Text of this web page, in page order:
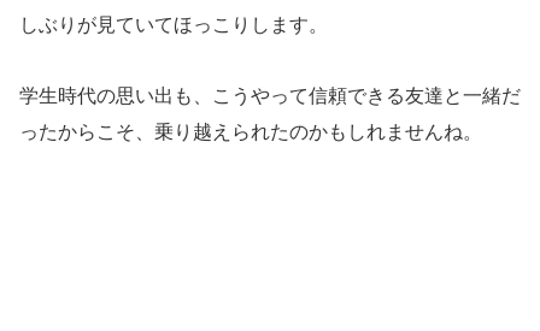
しぶりが見ていてほっこりします。
学生時代の思い出も、こうやって信頼できる友達と一緒だ
ったからこそ、乗り越えられたのかもしれませんね。